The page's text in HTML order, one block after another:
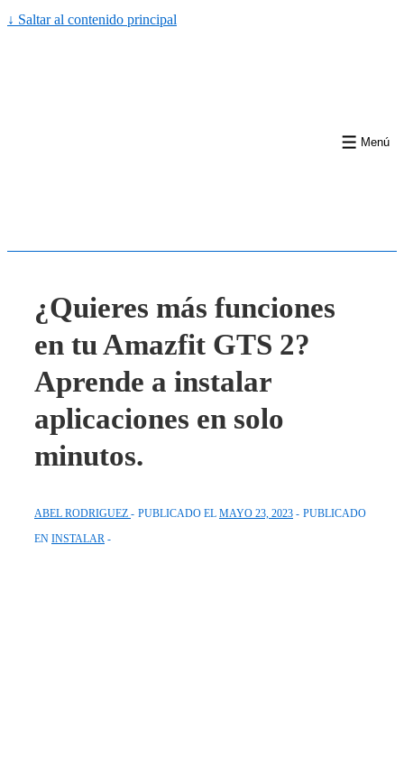
↓ Saltar al contenido principal
Menú
¿Quieres más funciones
en tu Amazfit GTS 2?
Aprende a instalar
aplicaciones en solo
minutos.
ABEL RODRIGUEZ PUBLICADO EL MAYO 23, 2023
PUBLICADO
EN INSTALAR